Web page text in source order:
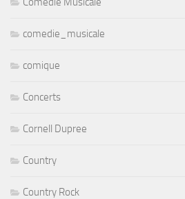
comedie_musicale
comique
Concerts
Cornell Dupree
Country
Country Rock